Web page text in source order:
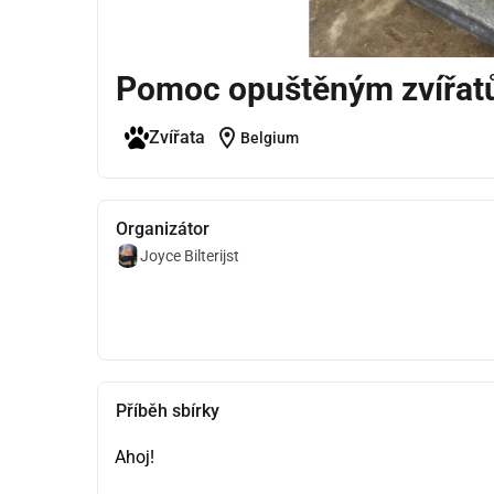
Pomoc opuštěným
Zvířata location_on Belgium
Organizátor
Joyce Bilterijst
Příběh sbírky
Ahoj!